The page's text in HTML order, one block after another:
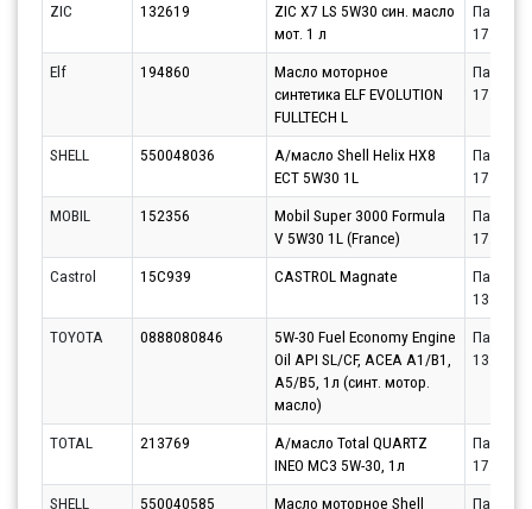
ZIC 132619
ZIC X7 LS 5W30 син. масло
мот. 1 л
Партнёр
Elf
194860
Масло моторное
синтетика ELF EVOLUTION
FULLTECH L
Партнёр
SHELL 550048036
А/масло Shell Helix HX8
ECT 5W30 1L
Партнёр
MOBIL
152356
Mobil Super 3000 Formula
V 5W30 1L (France)
Партнёр
Castrol
15C939 CASTROL Magnate
Партнёр
TOYOTA
0888080846
5W-30 Fuel Economy Engine
Oil API SL/CF, ACEA A1/B1,
A5/B5, 1л (синт. мотор.
масло)
Партнёр
TOTAL 213769
А/масло Total QUARTZ
INEO MC3 5W-30, 1л
Партнёр
SHELL
550040585
Масло моторное Shell
Партнёр